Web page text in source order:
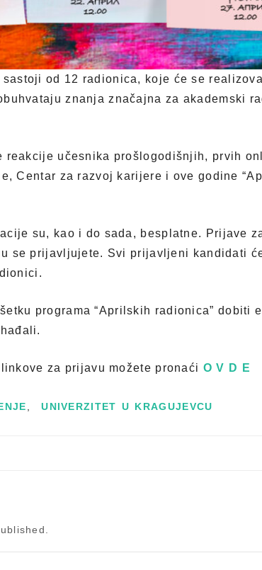
sastoji od 12 radionica, koje će se
znanja značajna za akademski
reakcije učesnika prošlogodišnjih, prvih
Centar za razvoj karijere i ove godine
su, kao i do sada, besplatne. Prijave
se prijavljujete. Svi prijavljeni kandidati
programa “Aprilskih radionica” dobiti
za prijavu možete pronaći O V D E
UNIVERZITET U KRAGUJEVCU